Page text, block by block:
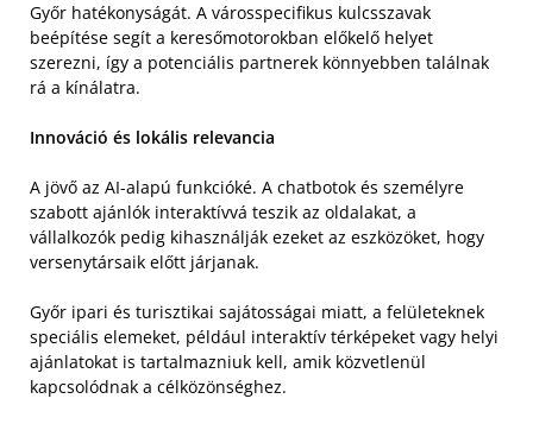
Győr hatékonyságát. A városspecifikus kulcsszavak
beépítése segít a keresőmotorokban előkelő helyet
szerezni, így a potenciális partnerek könnyebben találnak
rá a kínálatra.
Innováció és lokális relevancia
A jövő az AI-alapú funkcióké. A chatbotok és személyre
szabott ajánlók interaktívvá teszik az oldalakat, a
vállalkozók pedig kihasználják ezeket az eszközöket, hogy
versenytársaik előtt járjanak.
Győr ipari és turisztikai sajátosságai miatt, a felületeknek
speciális elemeket, például interaktív térképeket vagy helyi
ajánlatokat is tartalmazniuk kell, amik közvetlenül
kapcsolódnak a célközönséghez.